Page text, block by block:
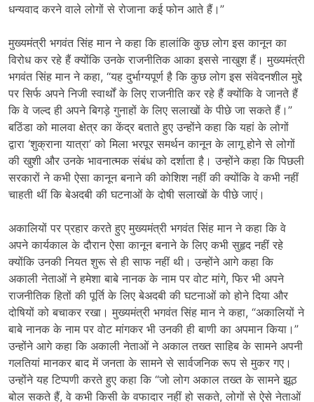
धन्यवाद करने वाले लोगों से रोजाना कई फोन आते हैं।”
मुख्यमंत्री भगवंत सिंह मान ने कहा कि हालांकि कुछ लोग इस कानून का
विरोध कर रहे हैं क्योंकि उनके राजनीतिक आका इससे नाखुश हैं। मुख्यमंत्री
भगवंत सिंह मान ने कहा, “यह दुर्भाग्यपूर्ण है कि कुछ लोग इस संवेदनशील मुद्दे
पर सिर्फ अपने निजी स्वार्थों के लिए राजनीति कर रहे हैं क्योंकि वे जानते हैं
कि वे जल्द ही अपने बिगड़े गुनाहों के लिए सलाखों के पीछे जा सकते हैं।”
बठिंडा को मालवा क्षेत्र का केंद्र बताते हुए उन्होंने कहा कि यहां के लोगों
द्वारा ‘शुक्राना यात्रा’ को मिला भरपूर समर्थन कानून के लागू होने से लोगों
की खुशी और उनके भावनात्मक संबंध को दर्शाता है। उन्होंने कहा कि पिछली
सरकारों ने कभी ऐसा कानून बनाने की कोशिश नहीं की क्योंकि वे कभी नहीं
चाहती थीं कि बेअदबी की घटनाओं के दोषी सलाखों के पीछे जाएं।
अकालियों पर प्रहार करते हुए मुख्यमंत्री भगवंत सिंह मान ने कहा कि वे
अपने कार्यकाल के दौरान ऐसा कानून बनाने के लिए कभी सुहृद नहीं रहे
क्योंकि उनकी नियत शुरू से ही साफ नहीं थी। उन्होंने आगे कहा कि
अकाली नेताओं ने हमेशा बाबे नानक के नाम पर वोट मांगे, फिर भी अपने
राजनीतिक हितों की पूर्ति के लिए बेअदबी की घटनाओं को होने दिया और
दोषियों को बचाकर रखा। मुख्यमंत्री भगवंत सिंह मान ने कहा, “अकालियों ने
बाबे नानक के नाम पर वोट मांगकर भी उनकी ही बाणी का अपमान किया।”
उन्होंने आगे कहा कि अकाली नेताओं ने अकाल तख्त साहिब के सामने अपनी
गलतियां मानकर बाद में जनता के सामने से सार्वजनिक रूप से मुकर गए।
उन्होंने यह टिप्पणी करते हुए कहा कि “जो लोग अकाल तख्त के सामने झूठ
बोल सकते हैं, वे कभी किसी के वफादार नहीं हो सकते, लोगों से ऐसे नेताओं